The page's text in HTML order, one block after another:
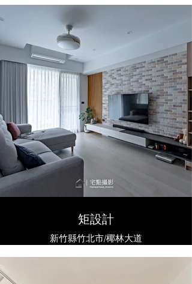
矩設計
新竹縣竹北市/椰林大道